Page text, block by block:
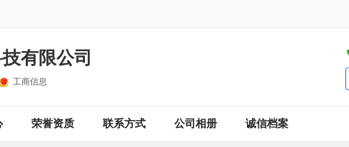
有限公司
工商信息
荣誉资质 联系方式 公司相册 诚信档案